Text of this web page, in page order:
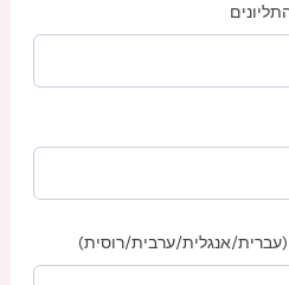
אנגלית/ערבית/רוסית)